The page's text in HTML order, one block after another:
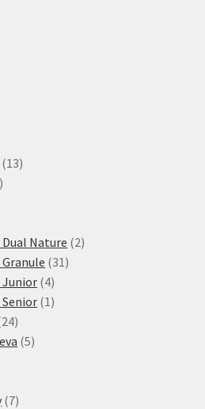
1313
6
Dual Nature 22
Granule 31 31
Junior 44
produkty
Senior 1 1
2424
produktů
55
77